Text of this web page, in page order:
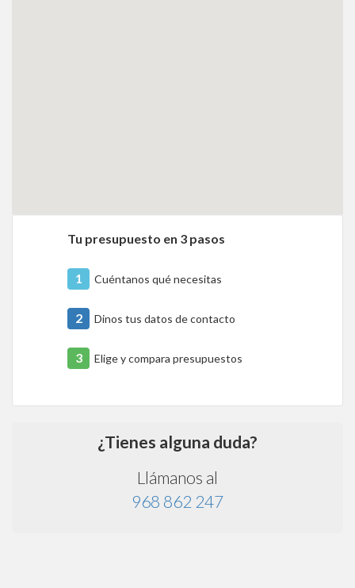
Tu presupuesto en 3 pasos
1 Cuéntanos qué necesitas
2 Dinos tus datos de contacto
3 Elige y compara presupuestos
¿Tienes alguna duda?
Llámanos al
968 862 247